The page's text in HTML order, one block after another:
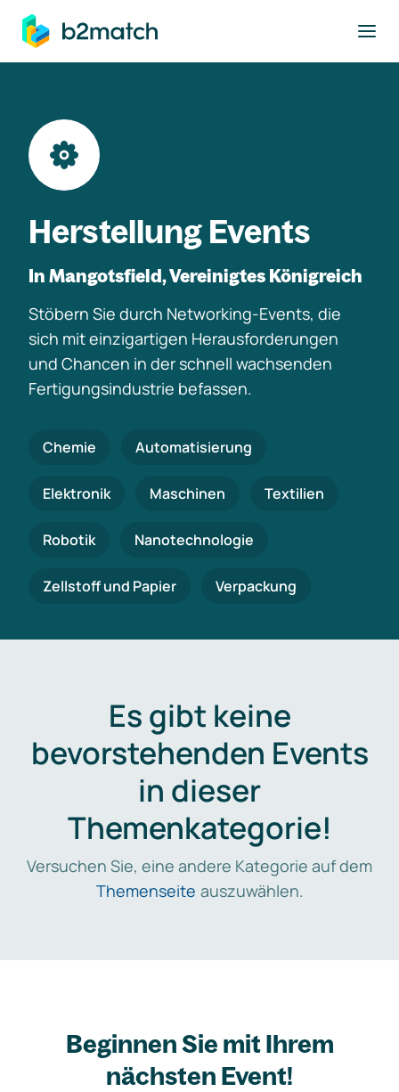
springen
Herstellung Events
In Mangotsfield, Vereinigtes Königreich
Stöbern Sie durch Networking-Events, die
sich mit einzigartigen Herausforderungen
und Chancen in der schnell wachsenden
Fertigungsindustrie befassen.
Chemie Automatisierung
Elektronik Maschinen Textilien
Robotik Nanotechnologie
Zellstoff und Papier Verpackung
Es gibt keine
bevorstehenden Events
in dieser
Themenkategorie!
Versuchen Sie, eine andere Kategorie auf dem
Themenseite auszuwählen.
Beginnen Sie mit Ihrem
nächsten Event!